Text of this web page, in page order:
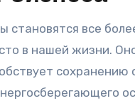
становятся все
в нашей жизни.